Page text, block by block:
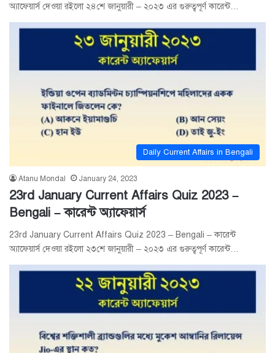
অ্যাফেয়ার্স দেওয়া রইলো ২৪শে জানুয়ারী – ২০২৩ এর গুরুত্বপূর্ণ কারেন্ট…
Daily Current Affairs in Bengali
Atanu Mondal January 24, 2023
23rd January Current Affairs Quiz 2023 –
Bengali – কারেন্ট অ্যাফেয়ার্স
23rd January Current Affairs Quiz 2023 – Bengali – কারেন্ট
অ্যাফেয়ার্স দেওয়া রইলো ২৩শে জানুয়ারী – ২০২৩ এর গুরুত্বপূর্ণ কারেন্ট…